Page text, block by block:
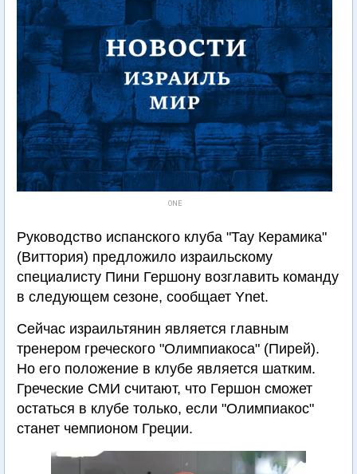
ONE
Руководство испанского клуба "Тау Керамика"
(Виттория) предложило израильскому
специалисту Пини Гершону возглавить команду
в следующем сезоне, сообщает Ynet.
Сейчас израильтянин является главным
тренером греческого "Олимпиакоса" (Пирей).
Но его положение в клубе является шатким.
Греческие СМИ считают, что Гершон сможет
остаться в клубе только, если "Олимпиакос"
станет чемпионом Греции.